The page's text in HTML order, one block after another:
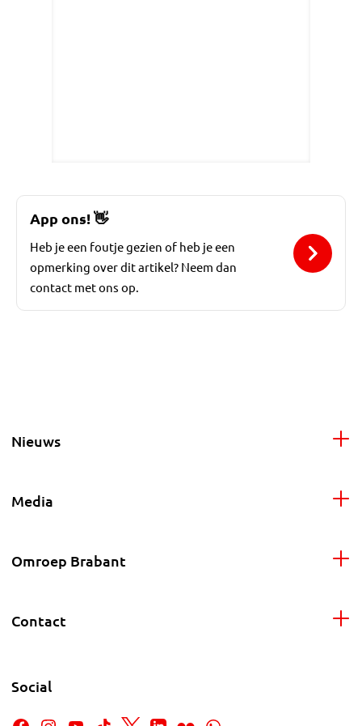
App ons!👋
Heb je een foutje gezien of heb je een
opmerking over dit artikel? Neem dan
contact met ons op.
Nieuws
Media
Omroep Brabant
Contact
Social